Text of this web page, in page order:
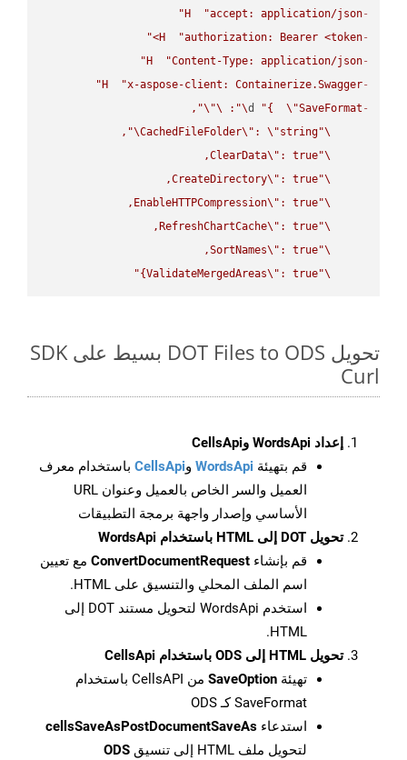
-
H
"accept: application/json"
-
H
"authorization: Bearer <token>"
-
H
"Content-Type: application/json"
-
H
"x-aspose-client: Containerize.Swagger"
-
d "{ \"SaveFormat
\"
:
\"
\"
\"
CachedFileFolder\" : \"string
\"
\"
ClearData\"
\"
CreateDirectory\"
\"
EnableHTTPCompression\"
\"
RefreshChartCache\"
\"
SortNames\"
\"
ValidateMergedAreas\" : true}"
تحويل DOT Files to ODS بسيط على SDK
Curl
إعداد WordsApi وCellsApi
قم بتهيئة WordsApi وCellsApi باستخدام معرف
العميل والسر الخاص بالعميل وعنوان URL
الأساسي وإصدار واجهة برمجة التطبيقات
تحويل DOT إلى HTML باستخدام WordsApi
قم بإنشاء ConvertDocumentRequest مع تعيين
اسم الملف المحلي والتنسيق على HTML.
استخدم WordsApi لتحويل مستند DOT إلى
HTML.
تحويل HTML إلى ODS باستخدام CellsApi
تهيئة SaveOption
من CellsAPI باستخدام
SaveFormat كـ ODS
استدعاء cellsSaveAsPostDocumentSaveAs
لتحويل ملف HTML إلى تنسيق
ODS